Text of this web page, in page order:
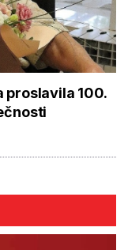
proslavila 100.